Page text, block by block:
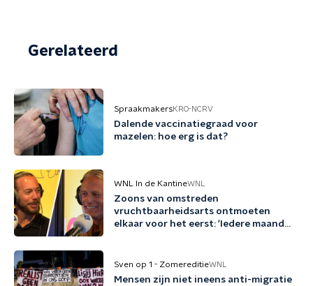
Gerelateerd
SpraakmakersKRO-NCRV
Dalende vaccinatiegraad voor
mazelen: hoe erg is dat?
WNL In de KantineWNL
Zoons van omstreden
vruchtbaarheidsarts ontmoeten
elkaar voor het eerst: 'Iedere maand
Sven op 1 - ZomereditieWNL
Mensen zijn niet ineens anti-migratie